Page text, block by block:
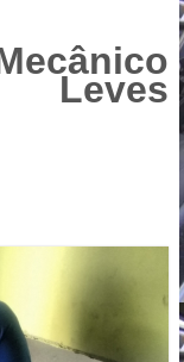
Leves